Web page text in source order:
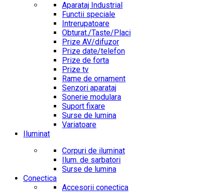
Aparataj Industrial
Functii speciale
Intrerupatoare
Obturat./Taste/Placi
Prize AV/difuzor
Prize date/telefon
Prize de forta
Prize tv
Rame de ornament
Senzori aparataj
Sonerie modulara
Suport fixare
Surse de lumina
Variatoare
Iluminat
Corpuri de iluminat
Ilum. de sarbatori
Surse de lumina
Conectica
Accesorii conectica